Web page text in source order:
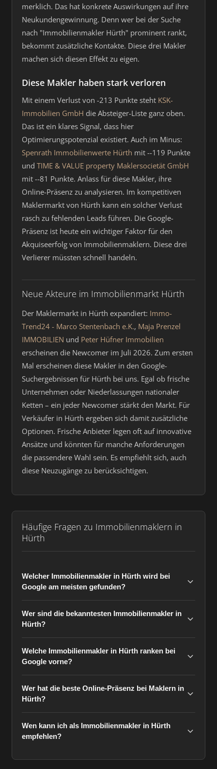
merklich. Das hat konkrete Auswirkungen auf ihre
Neukundengewinnung. Denn wer bei der Suche
nach "Immobilienmakler Hürth" prominent rankt,
bekommt zusätzliche Kontakte. Diese drei Makler
machen sich diesen Effekt zu eigen.
Diese Makler haben stark verloren
Mit einem Verlust von -213 Punkte steht KSK-
Immobilien GmbH die Absteiger-Liste ganz oben.
Das ist ein klares Signal, dass hier
Optimierungspotenzial existiert. Auch im Minus:
Spenrath Immobilienwerte Hürth mit --119 Punkte
und TIME & VALUE property Maklersocietät GmbH
mit --81 Punkte. Anlass für diese Makler, ihre
Online-Präsenz zu analysieren. Im kompetitiven
Maklermarkt von Hürth kann ein solcher Verlust
rasch zu fehlenden Leads führen. Die Google-
Präsenz ist heute ein wichtiger Faktor für den
Akquiseerfolg von Immobilienmaklern. Diese drei
Verlierer müssten schnell handeln.
Neue Akteure im Immobilienmarkt Hürth
Der Maklermarkt in Hürth expandiert: Immo-
Trend24 - Marco Stentenbach e.K., Maja Prenzel
IMMOBILIEN und Peter Hüfner Immobilien
erscheinen die Newcomer im Juli 2026. Zum ersten
Mal erscheinen diese Makler in den Google-
Suchergebnissen für Hürth bei uns. Egal ob frische
Unternehmen oder Niederlassungen nationaler
Ketten – ein jeder Newcomer stärkt den Markt. Für
Verkäufer in Hürth ergeben sich damit zusätzliche
Optionen. Frische Anbieter legen oft auf innovative
Ansätze und könnten für manche Anforderungen
die passendere Wahl sein. Es empfiehlt sich, auch
diese Neuzugänge zu berücksichtigen.
Häufige Fragen zu Immobilienmaklern in
Hürth
Welcher Immobilienmakler in Hürth wird bei
Google am meisten gefunden?
Wer sind die bekanntesten Immobilienmakler in
Hürth?
Welche Immobilienmakler in Hürth ranken bei
Google vorne?
Wer hat die beste Online-Präsenz bei Maklern in
Hürth?
Wen kann ich als Immobilienmakler in Hürth
empfehlen?